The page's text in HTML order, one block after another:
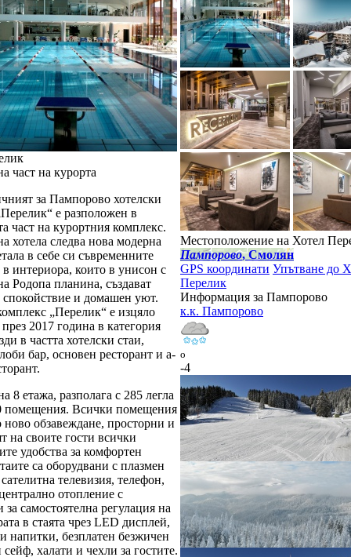
част на курорта
за Пампорово хотелски
е разположен в
част на курортния комплекс.
хотела следва нова модерна
в себе си съвременните
интериора, които в унисон с
Родопа планина, създават
спокойствие и домашен уют.
„Перелик“ е изцяло
2017 година в категория
в частта хотелски стаи,
бар, основен ресторант и а-
8 етажа, разполага с 285 легла
помещения. Всички помещения
ново обзавеждане, просторни и
на своите гости всички
удобства за комфортен
са оборудвани с плазмен
телевизия, телефон,
отопление с
за самостоятелна регулация на
в стаята чрез LED дисплей,
напитки, безплатен безжичен
халати и чехли за гостите.
Местоположение на Хотел
Пампорово, Смолян
GPS координати Упътване до
Перелик
Информация за Пампорово
к.к. Пампорово
o
-4